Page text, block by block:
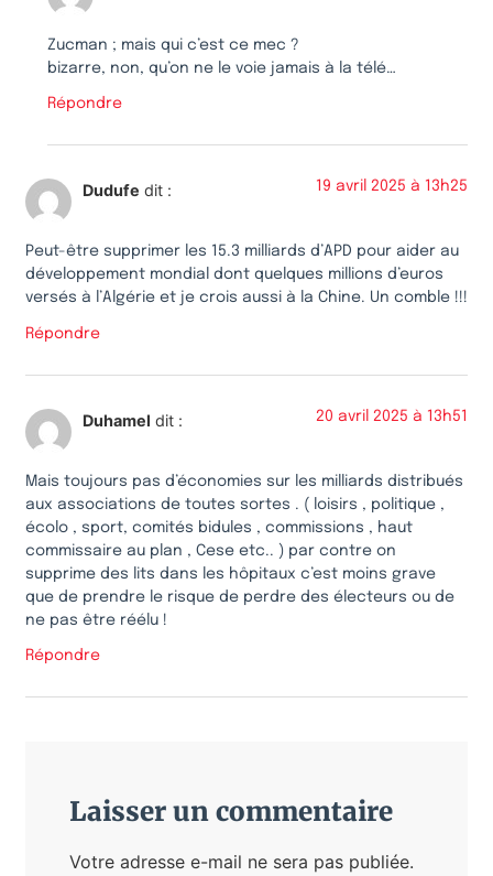
Zucman ; mais qui c’est ce mec ?
bizarre, non, qu’on ne le voie jamais à la télé…
Répondre
Dudufe dit : 19 avril 2025 à 13h25
Peut-être supprimer les 15.3 milliards d’APD pour aider au
développement mondial dont quelques millions d’euros
versés à l’Algérie et je crois aussi à la Chine. Un comble !!!
Répondre
Duhamel dit : 20 avril 2025 à 13h51
Mais toujours pas d’économies sur les milliards distribués
aux associations de toutes sortes . ( loisirs , politique ,
écolo , sport, comités bidules , commissions , haut
commissaire au plan , Cese etc.. ) par contre on
supprime des lits dans les hôpitaux c’est moins grave
que de prendre le risque de perdre des électeurs ou de
ne pas être réélu !
Répondre
Laisser un commentaire
Votre adresse e-mail ne sera pas publiée.